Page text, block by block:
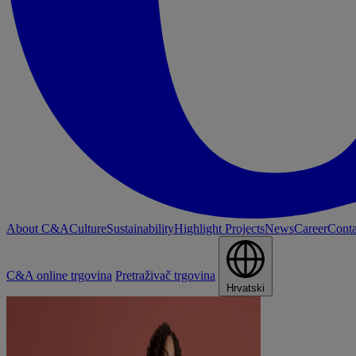
About C&ACultureSustainabilityHighlight ProjectsNewsCareer
C&A online trgovina Pretraživač trgovina
Hrvatski